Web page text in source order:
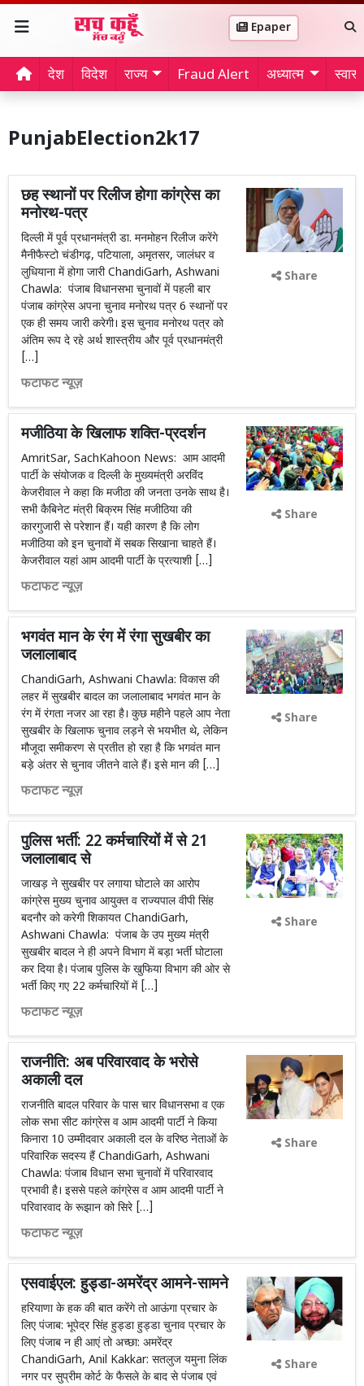
Epaper
देश विदेश राज्य Fraud Alert अध्यात्म
PunjabElection2k17
छह स्थानों पर रिलीज होगा कांग्रेस का
मनोरथ-पत्र
दिल्ली में पूर्व प्रधानमंत्री डा. मनमोहन रिलीज करेंगे
मैनीफैस्टो चंडीगढ़, पटियाला, अमृतसर, जालंधर व
लुधियाना में होगा जारी ChandiGarh, Ashwani
Chawla: पंजाब विधानसभा चुनावों में पहली बार
पंजाब कांग्रेस अपना चुनाव मनोरथ पत्र 6 स्थानों पर
एक ही समय जारी करेगी। इस चुनाव मनोरथ पत्र को
अंतिम रूप दे रहे अर्थ शास्त्रीय और पूर्व प्रधानमंत्री
[…]
फटाफट न्यूज़
Share
मजीठिया के खिलाफ शक्ति-प्रदर्शन
AmritSar, SachKahoon News: आम आदमी
पार्टी के संयोजक व दिल्ली के मुख्यमंत्री अरविंद
केजरीवाल ने कहा कि मजीठा की जनता उनके साथ है।
सभी कैबिनेट मंत्री बिक्रम सिंह मजीठिया की
कारगुजारी से परेशान हैं। यही कारण है कि लोग
मजीठिया को इन चुनावों में सबक सिखाना चाहते हैं।
केजरीवाल यहां आम आदमी पार्टी के प्रत्याशी […]
फटाफट न्यूज़
Share
भगवंत मान के रंग में रंगा सुखबीर का
जलालाबाद
ChandiGarh, Ashwani Chawla: विकास की
लहर में सुखबीर बादल का जलालाबाद भगवंत मान के
रंग में रंगता नजर आ रहा है। कुछ महीने पहले आप नेता
सुखबीर के खिलाफ चुनाव लड़ने से भयभीत थे, लेकिन
मौजूदा समीकरण से प्रतीत हो रहा है कि भगवंत मान
बड़े अंतर से चुनाव जीतने वाले हैं। इसे मान की […]
फटाफट न्यूज़
Share
पुलिस भर्ती: 22 कर्मचारियों में से 21
जलालाबाद से
जाखड़ ने सुखबीर पर लगाया घोटाले का आरोप
कांग्रेस मुख्य चुनाव आयुक्त व राज्यपाल वीपी सिंह
बदनौर को करेगी शिकायत ChandiGarh,
Ashwani Chawla: पंजाब के उप मुख्य मंत्री
सुखबीर बादल ने ही अपने विभाग में बड़ा भर्ती घोटाला
कर दिया है। पंजाब पुलिस के खुफिया विभाग की ओर से
भर्ती किए गए 22 कर्मचारियों में […]
फटाफट न्यूज़
Share
राजनीति: अब परिवारवाद के भरोसे
अकाली दल
राजनीति बादल परिवार के पास चार विधानसभा व एक
लोक सभा सीट कांग्रेस व आम आदमी पार्टी ने किया
किनारा 10 उम्मीदवार अकाली दल के वरिष्ठ नेताओं के
परिवारिक सदस्य हैं ChandiGarh, Ashwani
Chawla: पंजाब विधान सभा चुनावों में परिवारवाद
प्रभावी है। इससे पहले कांग्रेस व आम आदमी पार्टी ने
परिवारवाद के रूझान को सिरे […]
फटाफट न्यूज़
Share
एसवाईएल: हुड्डा-अमरेंद्र आमने-सामने
हरियाणा के हक की बात करेंगे तो आऊंगा प्रचार के
लिए पंजाब: भूपेद्र सिंह हुड्डा हुड्डा चुनाव प्रचार के
लिए पंजाब न ही आएं तो अच्छा: अमरेंद्र
ChandiGarh, Anil Kakkar: सतलुज यमुना लिंक
नगर पर सुप्रीम कोर्ट के फैसले के बाद से पंजाब एवं
Share